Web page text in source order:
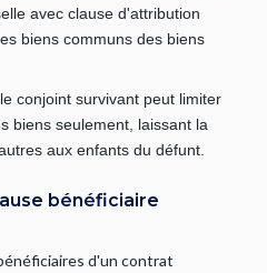
avec clause d'attribution
biens communs des biens
conjoint survivant peut limiter
biens seulement, laissant la
aux enfants du défunt.
bénéficiaire
d'un contrat